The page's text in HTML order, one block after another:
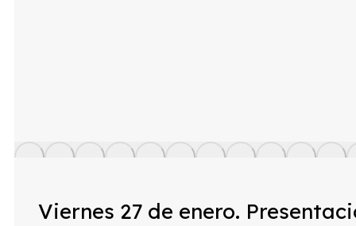
Viernes 27 de enero.